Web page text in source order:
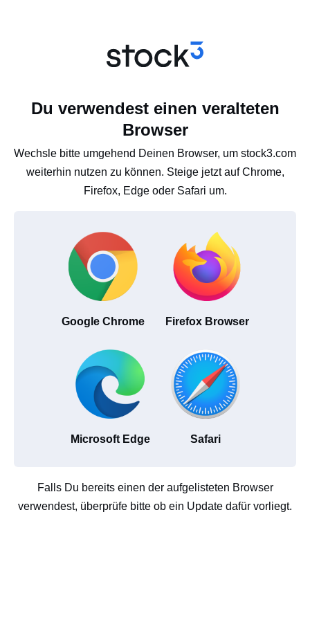
Du verwendest einen veralteten
Browser
Wechsle bitte umgehend Deinen Browser, um stock3.com
weiterhin nutzen zu können. Steige jetzt auf Chrome,
Firefox, Edge oder Safari um.
Google Chrome Firefox Browser
Microsoft Edge Safari
Falls Du bereits einen der aufgelisteten Browser
verwendest, überprüfe bitte ob ein Update dafür vorliegt.